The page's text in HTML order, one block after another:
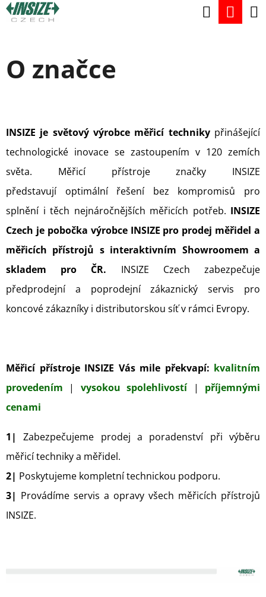
Přejít
Hledat
O značce
INSIZE je světový výrobce měřicí technikypřinášející
technologické inovace se zastoupením v 120 zemích
světa. Měřicí přístroje značky INSIZE
představují optimální řešení bez kompromisů pro
splnění i těch nejnáročnějších měřicích potřeb. INSIZE
Czech je pobočka výrobce INSIZE pro prodej měřidel a
měřicích přístrojů s interaktivním Showroomem a
skladem pro ČR. INSIZE Czech zabezpečuje
předprodejní a poprodejní zákaznický servis pro
koncové zákazníky i distributorskou síť v rámci Evropy.
Měřicí přístroje INSIZE Vás mile překvapí: kvalitním
provedením | vysokou spolehlivostí| příjemnými
cenami
1|Zabezpečujeme prodej a poradenství při výběru
měřicí techniky a měřidel.
2| Poskytujeme kompletní technickou podporu.
3| Provádíme servis a opravy všech měřicích přístrojů
INSIZE.
K
O
C
O
T
Ř
E
B
U
J
E
T
E
J
Í
T
?
HLEDAT